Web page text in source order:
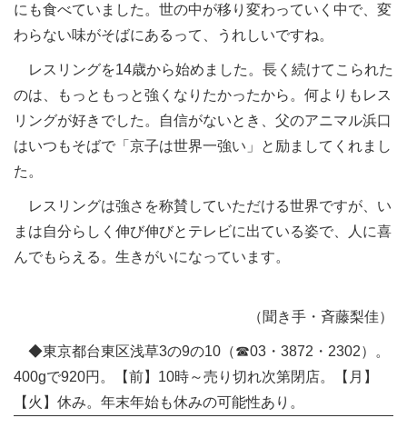
にも食べていました。世の中が移り変わっていく中で、変
わらない味がそばにあるって、うれしいですね。
レスリングを14歳から始めました。長く続けてこられた
のは、もっともっと強くなりたかったから。何よりもレス
リングが好きでした。自信がないとき、父のアニマル浜口
はいつもそばで「京子は世界一強い」と励ましてくれまし
た。
レスリングは強さを称賛していただける世界ですが、い
まは自分らしく伸び伸びとテレビに出ている姿で、人に喜
んでもらえる。生きがいになっています。
（聞き手・斉藤梨佳）
◆東京都台東区浅草3の9の10（☎03・3872・2302）。
400gで920円。【前】10時～売り切れ次第閉店。【月】
【火】休み。年末年始も休みの可能性あり。